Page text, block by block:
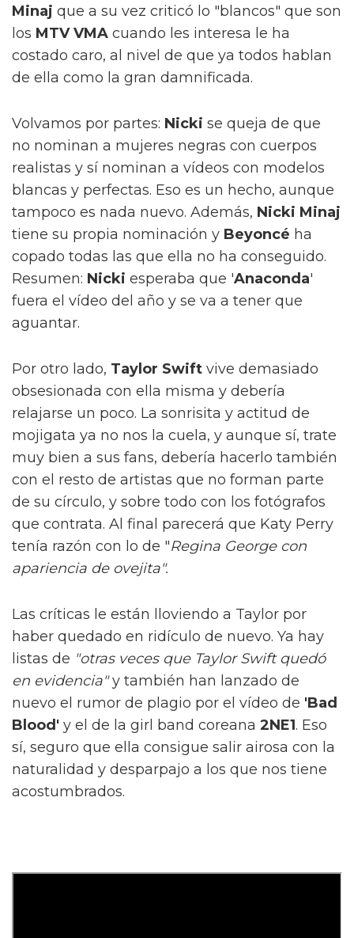
Minaj que a su vez criticó lo "blancos" que son
los MTV VMA cuando les interesa le ha
costado caro, al nivel de que ya todos hablan
de ella como la gran damnificada.
Volvamos por partes: Nicki se queja de que
no nominan a mujeres negras con cuerpos
realistas y sí nominan a vídeos con modelos
blancas y perfectas. Eso es un hecho, aunque
tampoco es nada nuevo. Además, Nicki Minaj
tiene su propia nominación y Beyoncé ha
copado todas las que ella no ha conseguido.
Resumen: Nicki esperaba que 'Anaconda'
fuera el vídeo del año y se va a tener que
aguantar.
Por otro lado, Taylor Swift vive demasiado
obsesionada con ella misma y debería
relajarse un poco. La sonrisita y actitud de
mojigata ya no nos la cuela, y aunque sí, trate
muy bien a sus fans, debería hacerlo también
con el resto de artistas que no forman parte
de su círculo, y sobre todo con los fotógrafos
que contrata. Al final parecerá que Katy Perry
tenía razón con lo de "Regina George con
apariencia de ovejita".
Las críticas le están lloviendo a Taylor por
haber quedado en ridículo de nuevo. Ya hay
listas de "otras veces que Taylor Swift quedó
en evidencia"y también han lanzado de
nuevo el rumor de plagio por el vídeo de 'Bad
Blood' y el de la girl band coreana 2NE1. Eso
sí, seguro que ella consigue salir airosa con la
naturalidad y desparpajo a los que nos tiene
acostumbrados.